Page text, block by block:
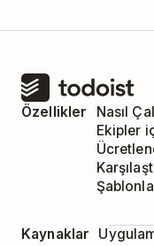
Özellikler
Nasıl
Ekipler
Kaynaklar